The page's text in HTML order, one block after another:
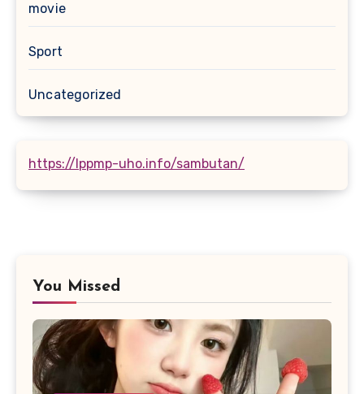
movie
Sport
Uncategorized
https://lppmp-uho.info/sambutan/
You Missed